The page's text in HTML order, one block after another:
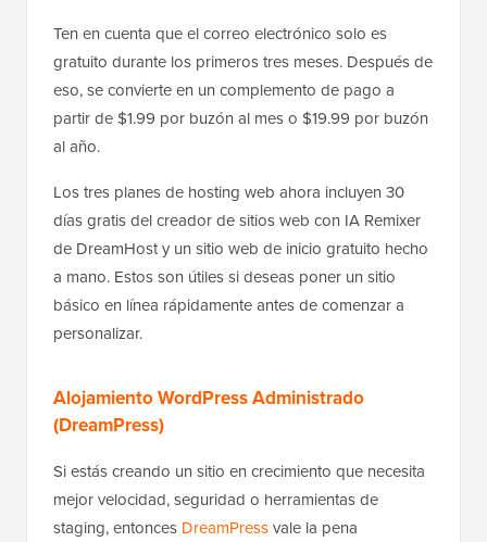
Ten en cuenta que el correo electrónico solo es
gratuito durante los primeros tres meses. Después de
eso, se convierte en un complemento de pago a
partir de $1.99 por buzón al mes o $19.99 por buzón
al año.
Los tres planes de hosting web ahora incluyen 30
días gratis del creador de sitios web con IA Remixer
de DreamHost y un sitio web de inicio gratuito hecho
a mano. Estos son útiles si deseas poner un sitio
básico en línea rápidamente antes de comenzar a
personalizar.
Alojamiento WordPress Administrado
(DreamPress)
Si estás creando un sitio en crecimiento que necesita
mejor velocidad, seguridad o herramientas de
staging, entonces DreamPressvale la pena